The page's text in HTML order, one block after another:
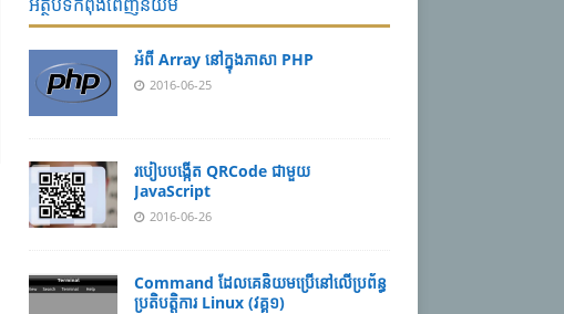
អំពី Array នៅ​​ក្នុង​ភា​សា PHP
2016-06-25
របៀប​បង្កើត​ QRCode ជាមួយ
JavaScript
2016-06-26
Command ដែល​​គេ​​និយម​​ប្រើ​​នៅ​លើ​​ប្រព័ន្ធ​​
ប្រតិបត្តិការ​ Linux (វគ្គ១)